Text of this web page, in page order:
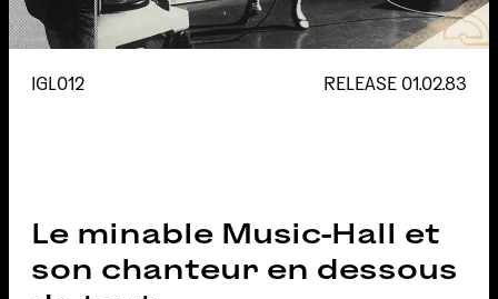
IGL012 RELEASE 01.02.83
Le minable Music-Hall et
son chanteur en dessous